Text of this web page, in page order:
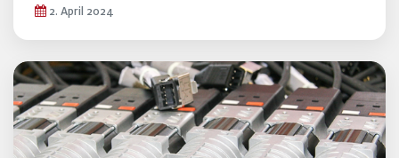
2. April 2024